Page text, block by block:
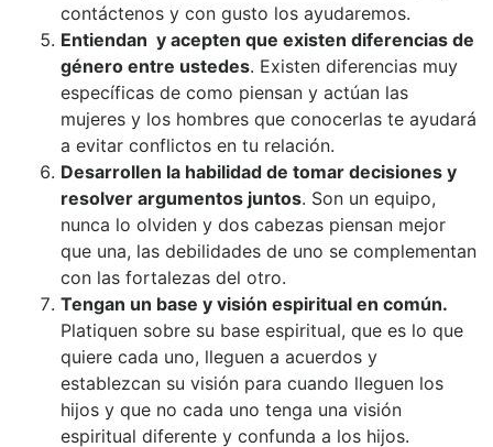
contáctenos y con gusto los ayudaremos.
Entiendan y acepten que existen diferencias de
género entre ustedes. Existen diferencias muy
específicas de como piensan y actúan las
mujeres y los hombres que conocerlas te ayudará
a evitar conflictos en tu relación.
Desarrollen la habilidad de tomar decisiones y
resolver argumentos juntos. Son un equipo,
nunca lo olviden y dos cabezas piensan mejor
que una, las debilidades de uno se complementan
con las fortalezas del otro.
Tengan un base y visión espiritual en común.
Platiquen sobre su base espiritual, que es lo que
quiere cada uno, lleguen a acuerdos y
establezcan su visión para cuando lleguen los
hijos y que no cada uno tenga una visión
espiritual diferente y confunda a los hijos.